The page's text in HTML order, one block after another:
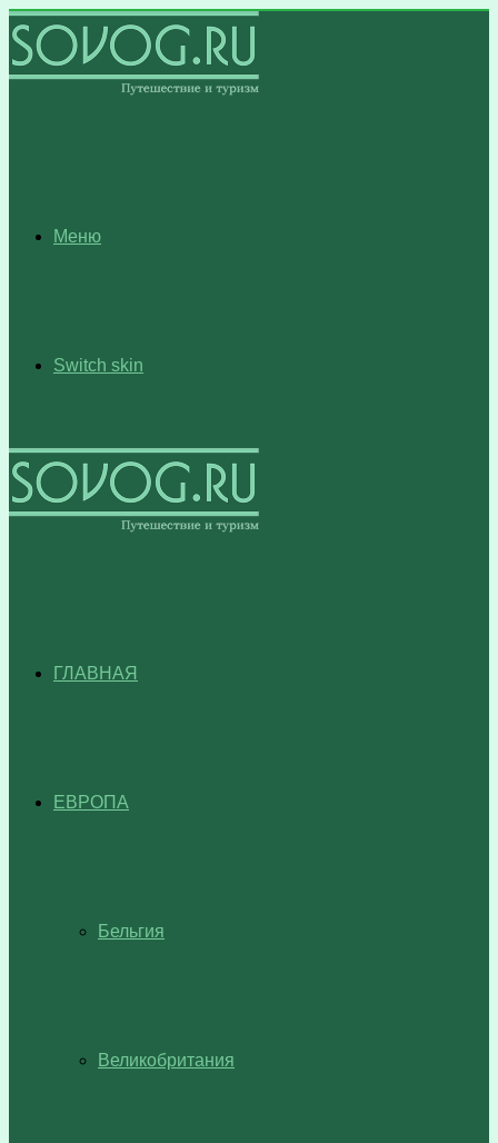
Меню
Switch skin
ГЛАВНАЯ
ЕВРОПА
Бельгия
Великобритания